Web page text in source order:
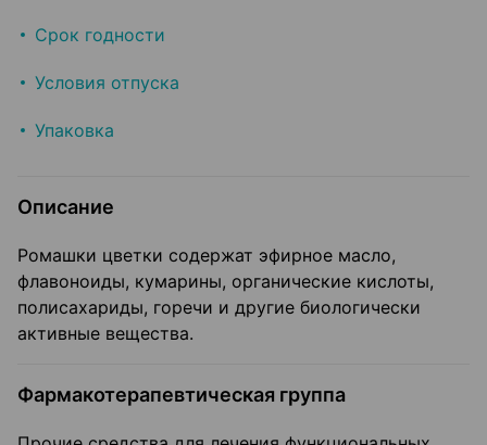
Срок годности
Условия отпуска
Упаковка
Описание
Ромашки цветки содержат эфирное масло,
флавоноиды, кумарины, органические кислоты,
полисахариды, горечи и другие биологически
активные вещества.
Фармакотерапевтическая группа